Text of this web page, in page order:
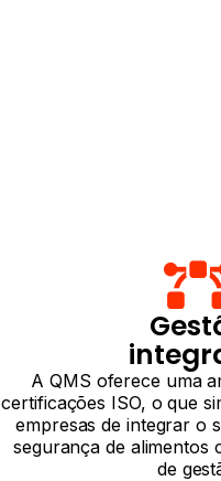
A QMS oferece uma
certificações ISO, o que
empresas de integrar o
segurança de alimentos
de